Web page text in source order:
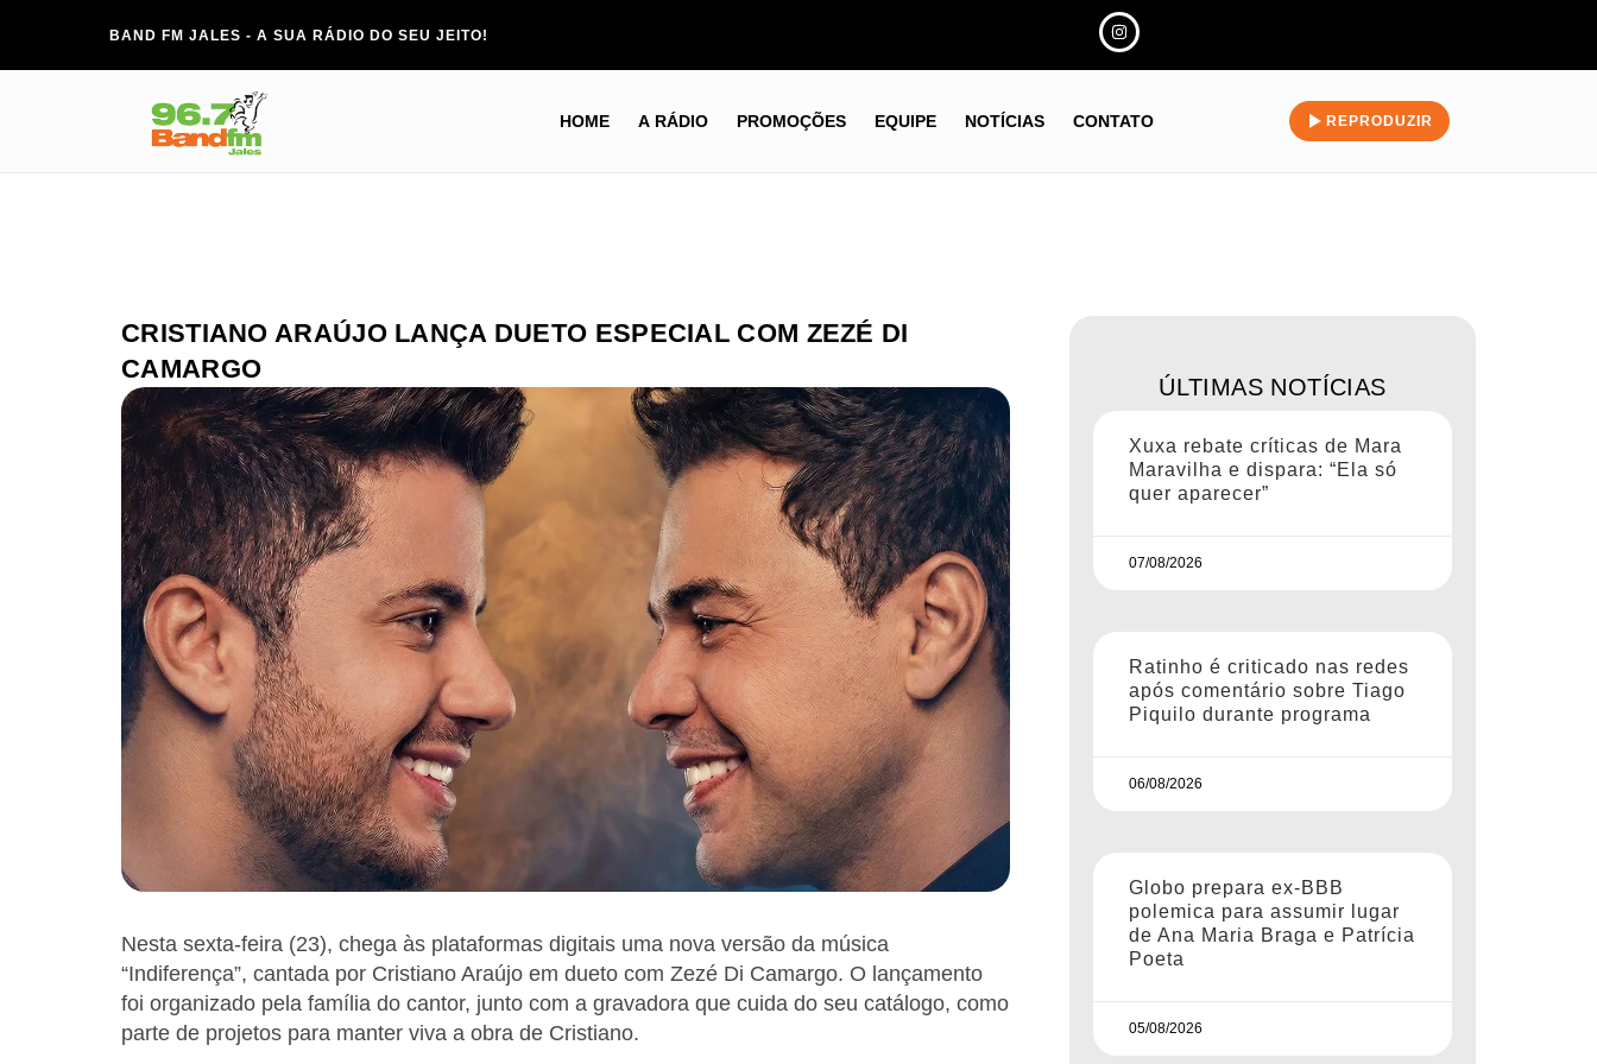
BAND FM JALES - A SUA RÁDIO DO SEU JEITO!
HOME A RÁDIO PROMOÇÕES EQUIPE NOTÍCIAS CONTATO REPRODUZIR
CRISTIANO ARAÚJO LANÇA DUETO ESPECIAL COM ZEZÉ DI
CAMARGO
Nesta sexta-feira (23), chega às plataformas digitais uma nova versão da música
“Indiferença”, cantada por Cristiano Araújo em dueto com Zezé Di Camargo. O lançamento
foi organizado pela família do cantor, junto com a gravadora que cuida do seu catálogo, como
parte de projetos para manter viva a obra de Cristiano.
ÚLTIMAS NOTÍCIAS
Xuxa rebate críticas de Mara
Maravilha e dispara: “Ela só
quer aparecer”
07/08/2026
Ratinho é criticado nas redes
após comentário sobre Tiago
Piquilo durante programa
06/08/2026
Globo prepara ex-BBB
polemica para assumir lugar
de Ana Maria Braga e Patrícia
Poeta
05/08/2026